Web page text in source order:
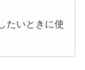
たいときに使